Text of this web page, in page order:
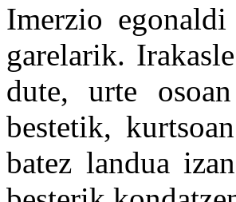
Imerzio
garelarik.
dute, urte
bestetik,
batez landua